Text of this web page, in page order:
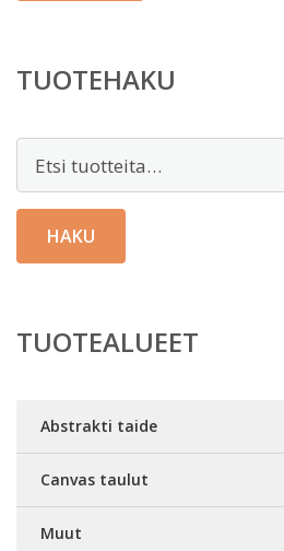
TUOTEHAKU
HAKU
TUOTEALUEET
Abstrakti taide
Canvas taulut
Muut